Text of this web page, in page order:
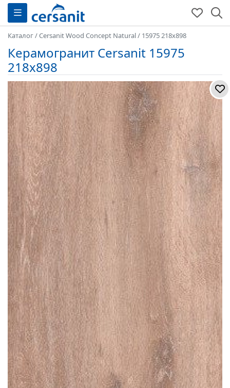
Каталог/Cersanit Wood Concept Natural/ 15975 218x898
Керамогранит Cersanit 15975
218x898